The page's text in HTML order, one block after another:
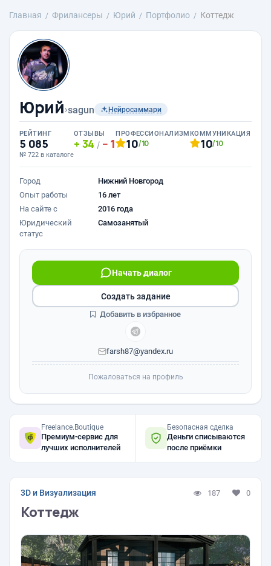
Главная Фрилансеры Юрий Портфолио Коттедж
Юрий›sagun Нейросаммари
РЕЙТИНГ
5 085
№ 722 в каталоге
ОТЗЫВЫ
34 / 1
ПРОФЕССИОНАЛИЗМ
10/10
КОММУНИКАЦИЯ
10/10
Город
Нижний Новгород
Опыт работы
16 лет
На сайте с
2016 года
Юридический
статус
Самозанятый
Начать диалог
farsh87@yandex.ru
Создать задание
Добавить в избранное
Пожаловаться на профиль
Freelance.Boutique
Премиум-сервис для
лучших исполнителей
Безопасная сделка
Деньги списываются
после приёмки
3D и Визуализация 187 0
Коттедж